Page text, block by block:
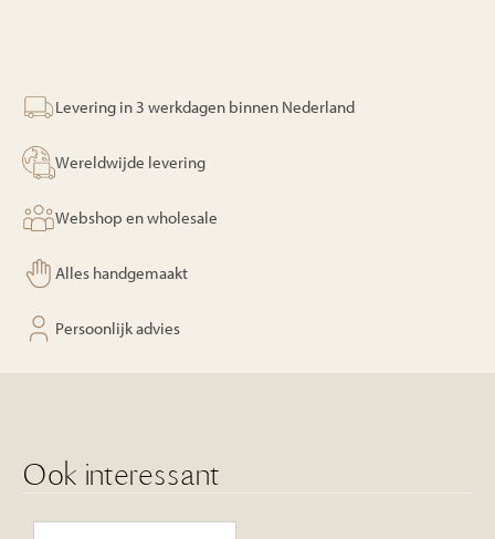
Levering in 3 werkdagen binnen Nederland
Wereldwijde levering
Webshop en wholesale
Alles handgemaakt
Persoonlijk advies
Ook interessant